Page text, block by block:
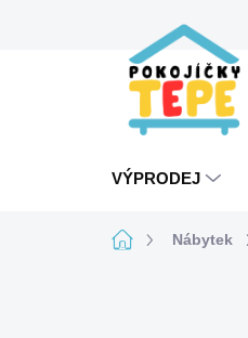
VÝPRODEJ
DomůNábytek